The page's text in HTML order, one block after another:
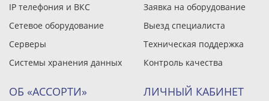
IP телефония и ВКС
Сетевое оборудование
Серверы
Системы хранения данных
Заявка на оборудование
Выезд специалиста
Техническая поддержка
Контроль качества
ОБ «АССОРТИ» ЛИЧНЫЙ КАБИНЕТ